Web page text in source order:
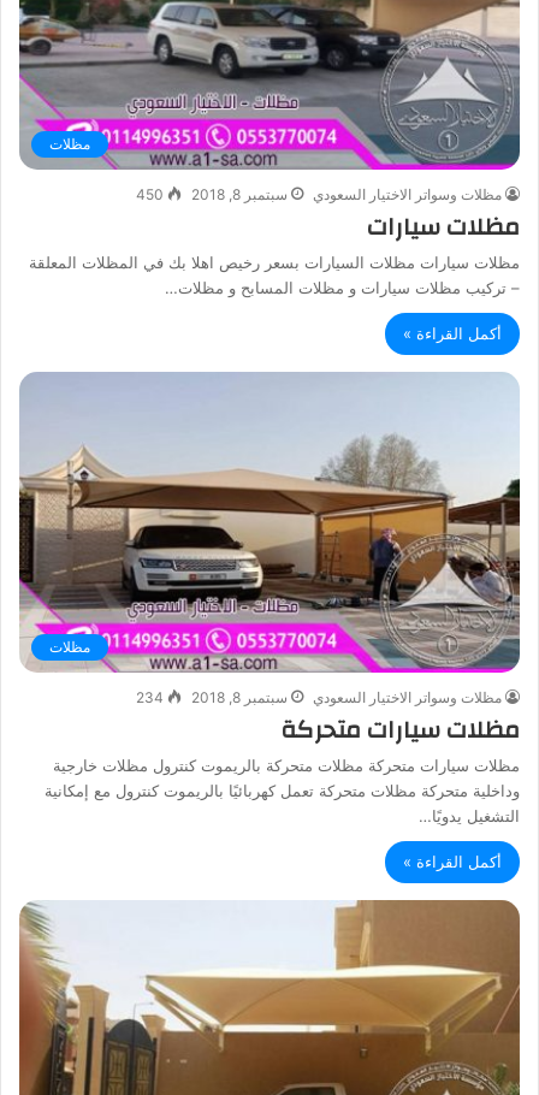
مظلات
مظلات وسواتر الاختيار السعودي سبتمبر 8, 2018 450
مظلات سيارات
مظلات سيارات مظلات السيارات بسعر رخيص اهلا بك في المظلات المعلقة
– تركيب مظلات سيارات و مظلات المسابح و مظلات…
أكمل القراءة »
مظلات
مظلات وسواتر الاختيار السعودي سبتمبر 8, 2018 234
مظلات سيارات متحركة
مظلات سيارات متحركة مظلات متحركة بالريموت كنترول مظلات خارجية
وداخلية متحركة مظلات متحركة تعمل كهربائيًا بالريموت كنترول مع إمكانية
التشغيل يدويًا…
أكمل القراءة »